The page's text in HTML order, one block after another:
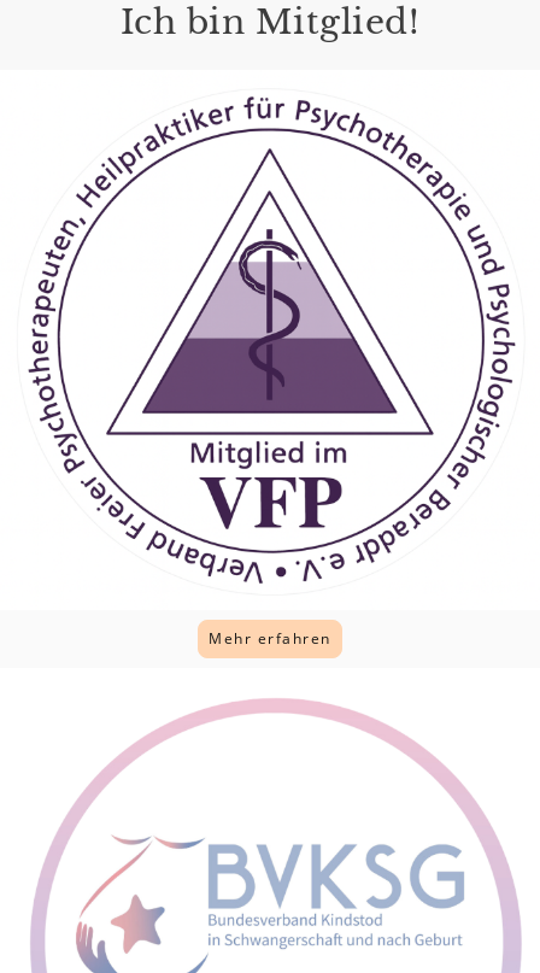
Ich bin Mitglied!
Mehr erfahren